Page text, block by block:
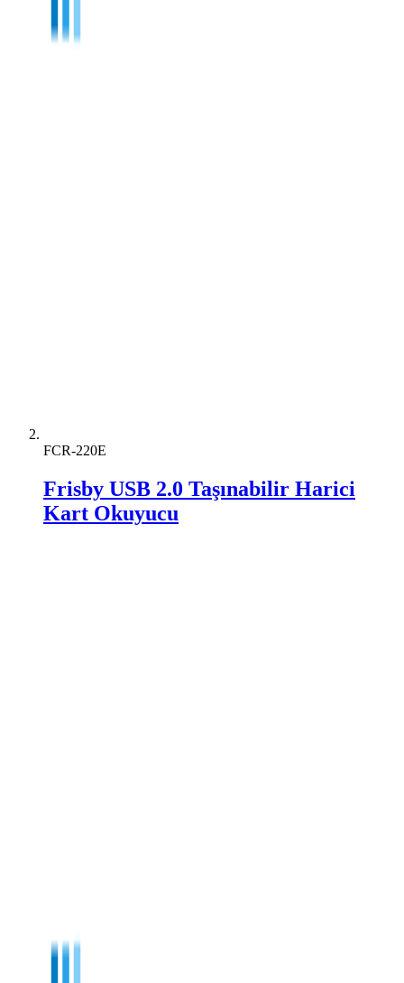
FCR-220E
Frisby USB 2.0 Taşınabilir Harici
Kart Okuyucu